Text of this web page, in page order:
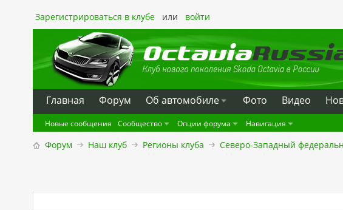
Зарегистрироваться в клубе или войти
Главная Форум Oб автомобиле Фото Видео
Новые сообщения Сообщество Опции форума Навигация
Форум Наш клуб Регионы клуба Северо-Западный